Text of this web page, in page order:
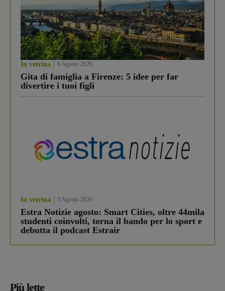
In vetrina 6 Agosto 2026
Gita di famiglia a Firenze: 5 idee per far
divertire i tuoi figli
In vetrina 3 Agosto 2026
Estra Notizie agosto: Smart Cities, oltre 44mila
studenti coinvolti, torna il bando per lo sport e
debutta il podcast Estrair
Più lette